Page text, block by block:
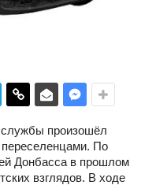
службы произошёл
переселенцами. По
Донбасса в прошлом
взглядов. В ходе